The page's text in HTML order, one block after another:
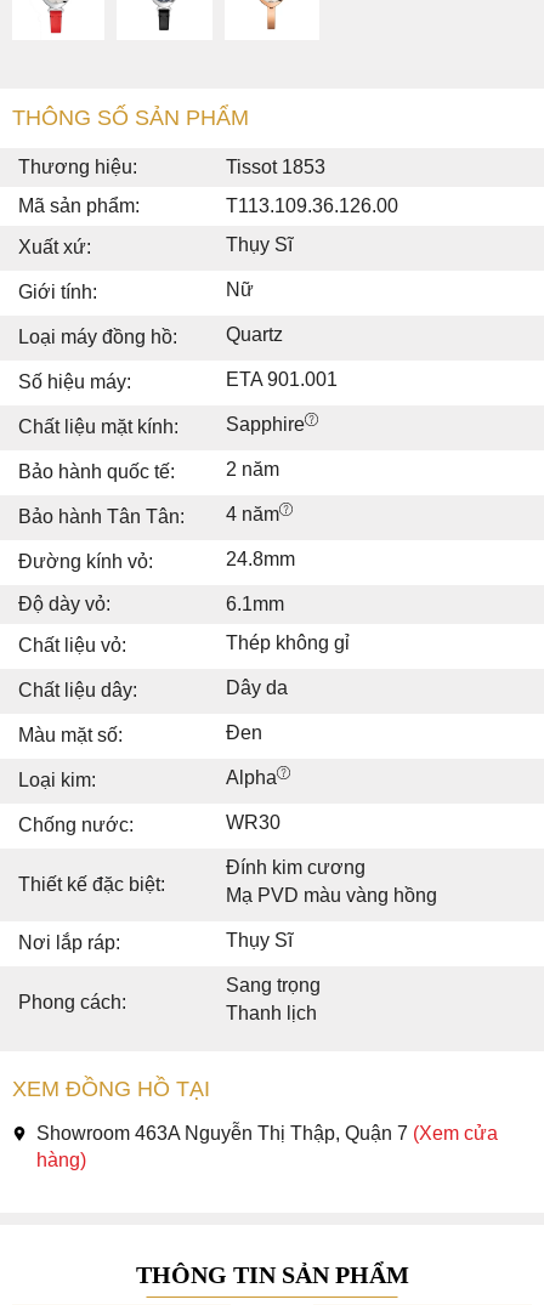
THÔNG SỐ SẢN PHẨM
Thương hiệu:
Tissot 1853
Mã sản phẩm:
T113.109.36.126.00
Xuất xứ:
Thụy Sĩ
Giới tính: Nữ
Loại máy đồng hồ: Quartz
Số hiệu máy: ETA 901.001
Chất liệu mặt kính: Sapphire
Bảo hành quốc tế: 2 năm
Bảo hành Tân Tân: 4 năm
Đường kính vỏ: 24.8mm
Độ dày vỏ:
6.1mm
Chất liệu vỏ:
Thép không gỉ
Chất liệu dây: Dây da
Màu mặt số: Đen
Loại kim: Alpha
Chống nước: WR30
Thiết kế đặc biệt:
Đính kim cương
Mạ PVD màu vàng hồng
Nơi lắp ráp: Thụy Sĩ
Phong cách:
Sang trọng
Thanh lịch
XEM ĐỒNG HỒ TẠI
Showroom 463A Nguyễn Thị Thập, Quận 7 (Xem cửa
hàng)
THÔNG TIN SẢN PHẨM